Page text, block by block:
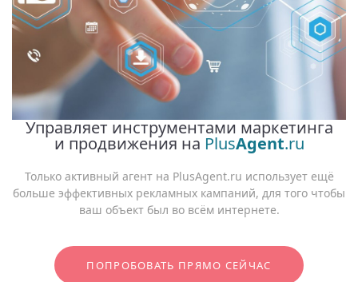
Управляет инструментами маркетинга
и продвижения на PlusAgent.ru
Только активный агент на PlusAgent.ru использует ещё
больше эффективных рекламных кампаний, для того чтобы
ваш объект был во всём интернете.
ПОПРОБОВАТЬ ПРЯМО СЕЙЧАС